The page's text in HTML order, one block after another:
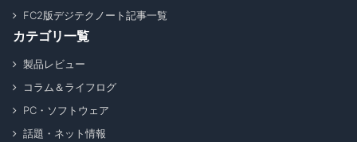
FC2版デジテクノート記事一覧
カテゴリ一覧
製品レビュー
コラム＆ライフログ
PC・ソフトウェア
話題・ネット情報